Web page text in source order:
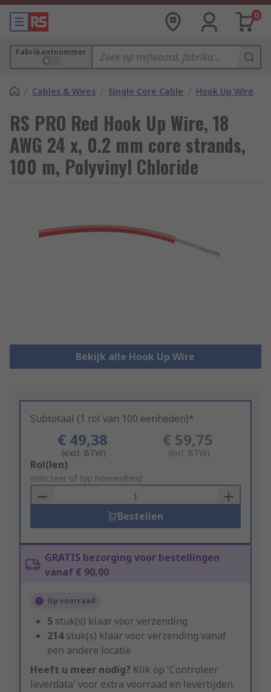
0
Fabrikantnummer
/ Cables & Wires / Single Core Cable / Hook Up Wire
RS PRO Red Hook Up Wire, 18
AWG 24 x, 0.2 mm core strands,
100 m, Polyvinyl Chloride
Bekijk alle Hook Up Wire
Subtotaal (1 rol van 100 eenheden)*
€ 49,38
(excl. BTW)
€ 59,75
(incl. BTW)
Add
to
Basket
Rol(len)
selecteer of typ hoeveelheid
Bestellen
GRATIS bezorging voor bestellingen
vanaf € 90,00
Op voorraad
5 stuk(s) klaar voor verzending
214stuk(s) klaar voor verzending vanaf
een andere locatie
Heeft u meer nodig? Klik op 'Controleer
leverdata' voor extra voorraad en levertijden.